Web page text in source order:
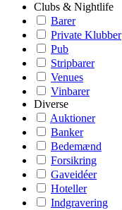
Clubs & Nightlife
Barer
Private Klubber
Pub
Stripbarer
Venues
Vinbarer
Diverse
Auktioner
Banker
Bedemænd
Forsikring
Gaveidéer
Hoteller
Indgravering